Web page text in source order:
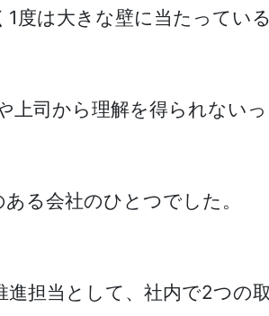
度は大きな壁に当たってい
上司から理解を得られない
る会社のひとつでした。
担当として、社内で2つの